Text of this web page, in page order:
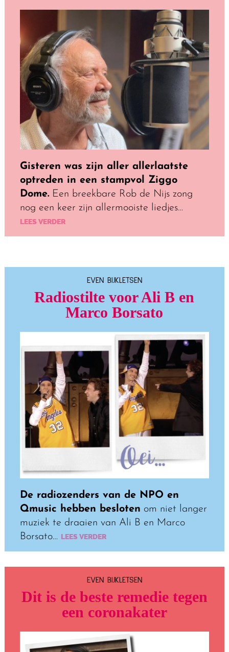
Gisteren was zijn aller allerlaatste
optreden in een stampvol Ziggo
Dome.Een breekbare Rob de Nijs zong
nog een keer zijn allermooiste liedjes…
LEES VERDER
EVEN BIJKLETSEN
Radiostilte voor Ali B en
Marco Borsato
De radiozenders van de NPO en
Qmusic hebben besloten om niet langer
muziek te draaien van Ali B en Marco
Borsato… LEES VERDER
EVEN BIJKLETSEN
Dit is de beste remedie tegen
een coronakater